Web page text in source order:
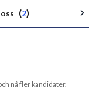
(2)
nå fler kandidater.